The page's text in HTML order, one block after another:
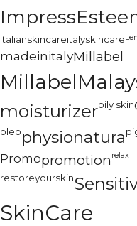
italianskincareitalyskincare
madeinitalyMillabel
moisturizeroily skin
oleophysionatura
Promopromotion relax
restoreyourskin
SkinCare